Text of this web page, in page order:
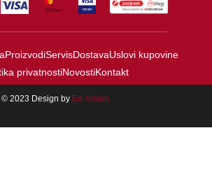
ProizvodiServisDostavaUslovi kupovine
privatnostiNovostiKontakt
© 2023 Design by Ed-Vision